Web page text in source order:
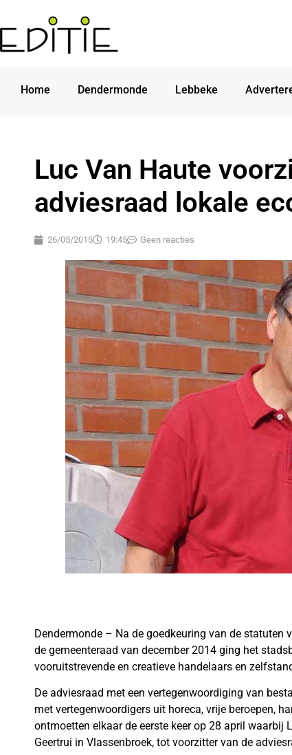
Home Dendermonde Lebbeke
Luc Van Haute
adviesraad lokale
26/05/2015 19:45 Geen reacties
Dendermonde – Na de goedkeuring van de statuten
de gemeenteraad van december 2014 ging het
vooruitstrevende en creatieve handelaars en
De adviesraad met een vertegenwoordiging van
met vertegenwoordigers uit horeca, vrije beroepen,
ontmoetten elkaar de eerste keer op 28 april waarbij
Geertrui in Vlassenbroek, tot voorzitter van de